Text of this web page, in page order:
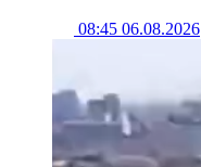
08:45 06.08.2026